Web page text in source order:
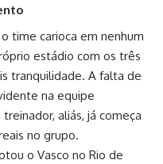
time carioca em nenhum
estádio com os três
tranquilidade. A falta de
na equipe
aliás, já começa
no grupo.
o Vasco no Rio de